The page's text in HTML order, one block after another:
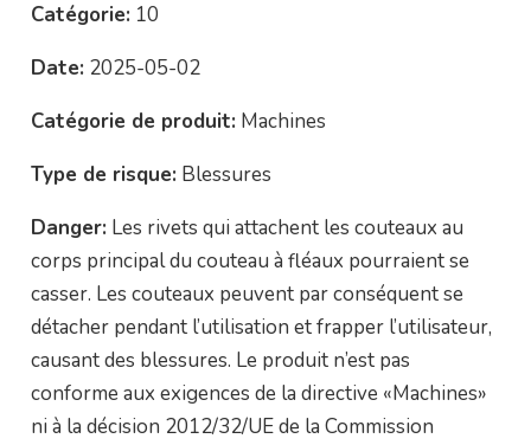
Catégorie: 10
Date: 2025-05-02
Catégorie de produit: Machines
Type de risque: Blessures
Danger: Les rivets qui attachent les couteaux au
corps principal du couteau à fléaux pourraient se
casser. Les couteaux peuvent par conséquent se
détacher pendant l’utilisation et frapper l’utilisateur,
causant des blessures. Le produit n’est pas
conforme aux exigences de la directive «Machines»
ni à la décision 2012/32/UE de la Commission